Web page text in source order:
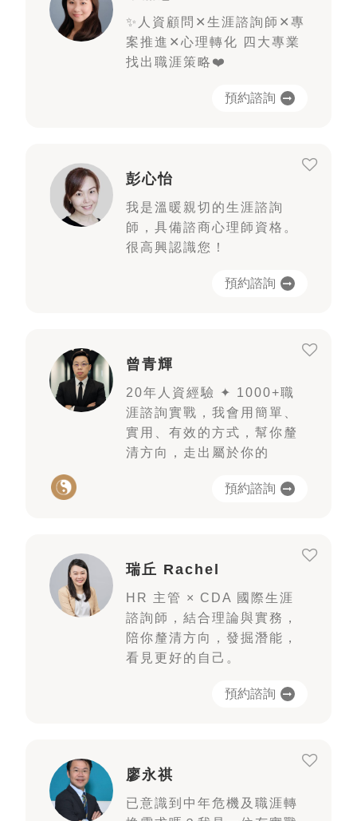
✨人資顧問✕生涯諮詢師✕專
案推進✕心理轉化 四大專業
找出職涯策略❤️
預約諮詢
彭心怡
我是溫暖親切的生涯諮詢
師，具備諮商心理師資格。
很高興認識您！
預約諮詢
曾青輝
20年人資經驗 ✦ 1000+職
涯諮詢實戰，我會用簡單、
實用、有效的方式，幫你釐
清方向，走出屬於你的
預約諮詢
瑞丘 Rachel
HR 主管 × CDA 國際生涯
諮詢師，結合理論與實務，
陪你釐清方向，發掘潛能，
看見更好的自己。
預約諮詢
廖永祺
已意識到中年危機及職涯轉